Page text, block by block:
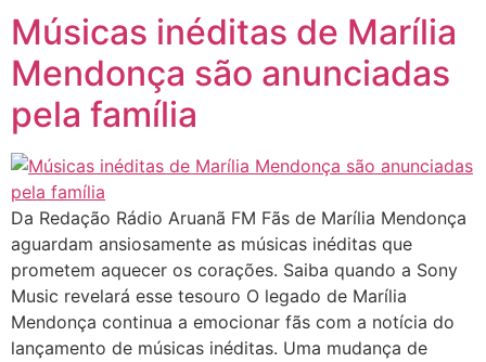
Músicas inéditas de Marília
Mendonça são anunciadas
pela família
Da Redação Rádio Aruanã FM Fãs de Marília Mendonça
aguardam ansiosamente as músicas inéditas que
prometem aquecer os corações. Saiba quando a Sony
Music revelará esse tesouro O legado de Marília
Mendonça continua a emocionar fãs com a notícia do
lançamento de músicas inéditas. Uma mudança de